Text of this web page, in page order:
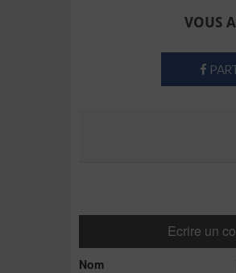
VOUS
Ecrire un
Nom